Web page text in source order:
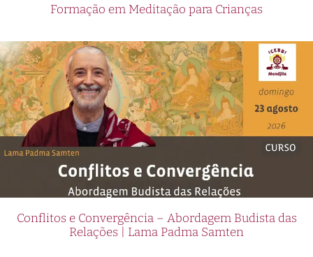
Formação em Meditação para Crianças
Conflitos e Convergência – Abordagem Budista das
Relações | Lama Padma Samten